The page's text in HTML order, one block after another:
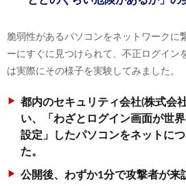
脆弱性があるパソコンをネットワークに
ーにすぐに見つけられて、不正ログイン
は実際にその様子を実験してみました。
都内のセキュリティ会社(株式会
い、「わざとログイン画面が世
設定」したパソコンをネットに
た。
公開後、わずか1分で攻撃者が来